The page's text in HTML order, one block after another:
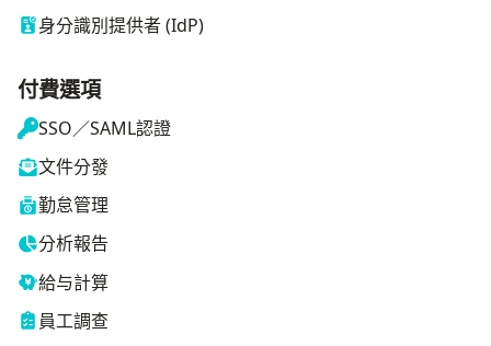
身分識別提供者 (IdP)
付費選項
SSO／SAML認證
文件分發
勤怠管理
分析報告
給与計算
員工調查